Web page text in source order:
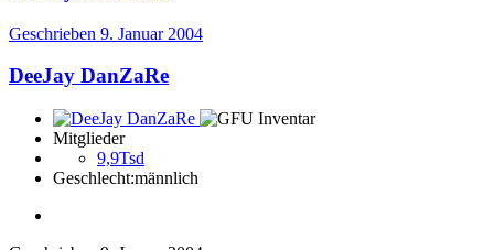
Geschrieben 9. Januar 2004
DeeJay DanZaRe
Mitglieder
9,9Tsd
Geschlecht:männlich